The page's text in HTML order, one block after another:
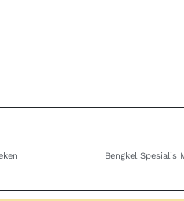
Bengkel Spesialis